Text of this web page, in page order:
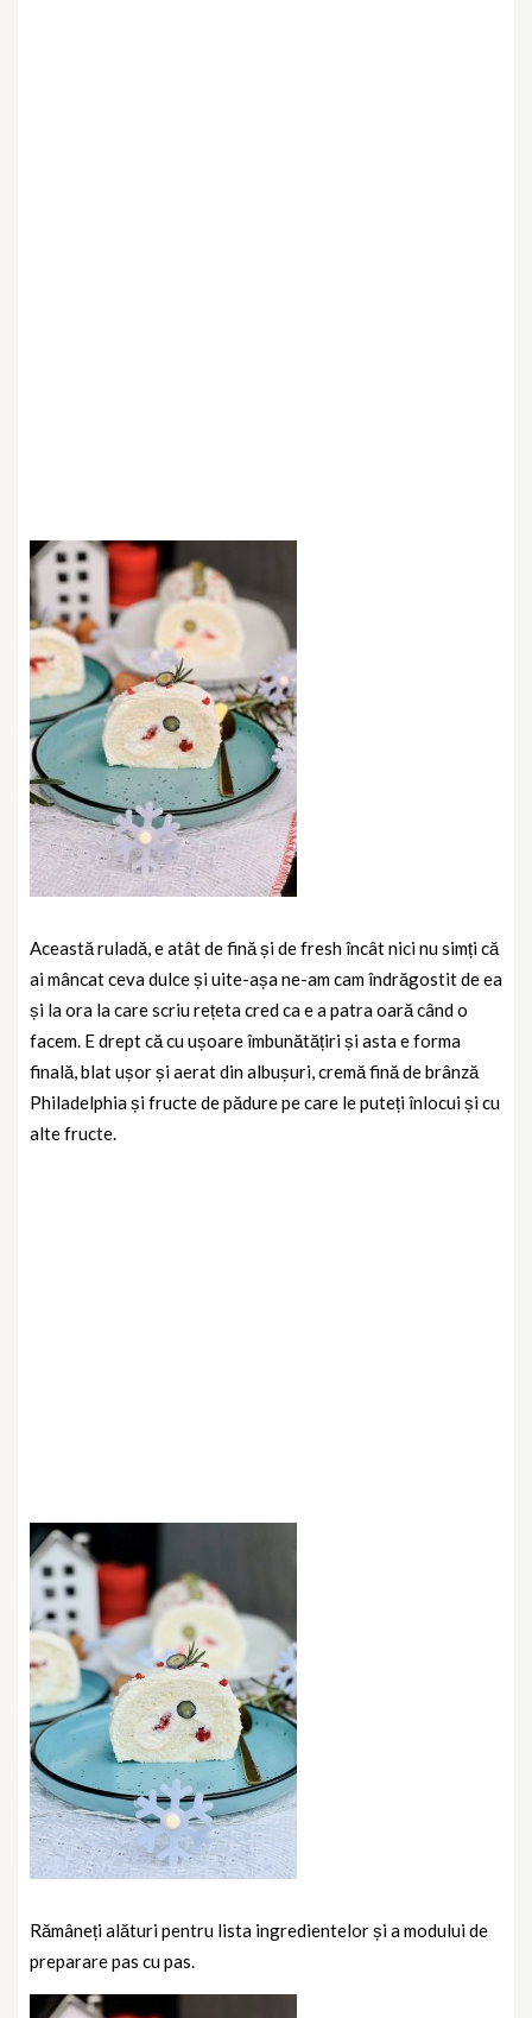
Această ruladă, e atât de fină și de fresh încât nici nu simți că
ai mâncat ceva dulce și uite-așa ne-am cam îndrăgostit de ea
și la ora la care scriu rețeta cred ca e a patra oară când o
facem. E drept că cu ușoare îmbunătățiri și asta e forma
finală, blat ușor și aerat din albușuri, cremă fină de brânză
Philadelphia și fructe de pădure pe care le puteți înlocui și cu
alte fructe.
Rămâneți alături pentru lista ingredientelor și a modului de
preparare pas cu pas.